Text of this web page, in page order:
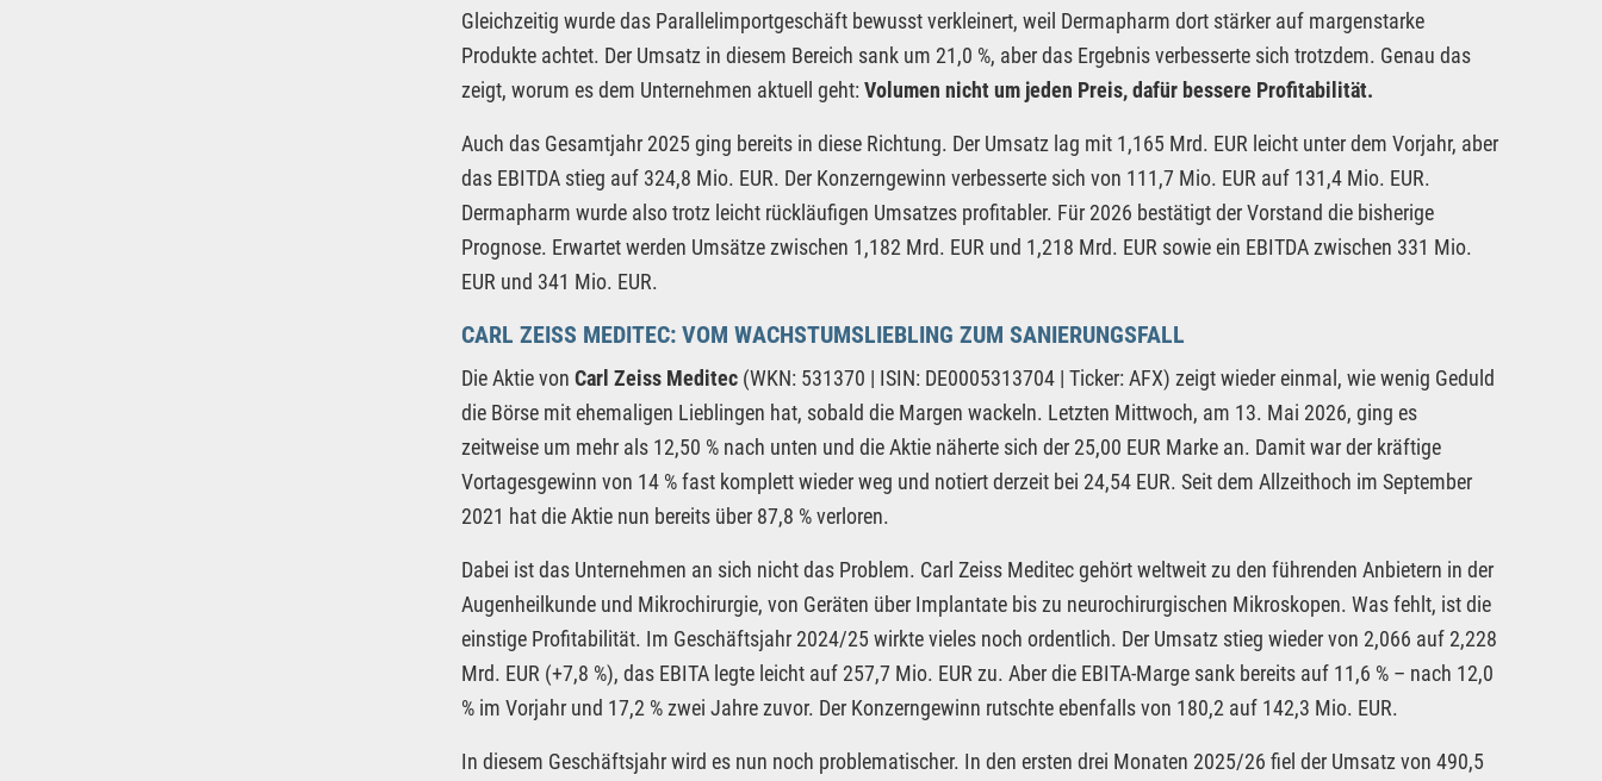
Gleichzeitig wurde das Parallelimportgeschäft bewusst verkleinert, weil Dermapharm dort stärker auf margenstarke
Produkte achtet. Der Umsatz in diesem Bereich sank um 21,0 %, aber das Ergebnis verbesserte sich trotzdem. Genau das
zeigt, worum es dem Unternehmen aktuell geht: Volumen nicht um jeden Preis, dafür bessere Profitabilität.
Auch das Gesamtjahr 2025 ging bereits in diese Richtung. Der Umsatz lag mit 1,165 Mrd. EUR leicht unter dem Vorjahr, aber
das EBITDA stieg auf 324,8 Mio. EUR. Der Konzerngewinn verbesserte sich von 111,7 Mio. EUR auf 131,4 Mio. EUR.
Dermapharm wurde also trotz leicht rückläufigen Umsatzes profitabler. Für 2026 bestätigt der Vorstand die bisherige
Prognose. Erwartet werden Umsätze zwischen 1,182 Mrd. EUR und 1,218 Mrd. EUR sowie ein EBITDA zwischen 331 Mio.
EUR und 341 Mio. EUR.
CARL ZEISS MEDITEC: VOM WACHSTUMSLIEBLING ZUM SANIERUNGSFALL
Die Aktie von Carl Zeiss Meditec (WKN: 531370 | ISIN: DE0005313704 | Ticker: AFX) zeigt wieder einmal, wie wenig Geduld
die Börse mit ehemaligen Lieblingen hat, sobald die Margen wackeln. Letzten Mittwoch, am 13. Mai 2026, ging es
zeitweise um mehr als 12,50 % nach unten und die Aktie näherte sich der 25,00 EUR Marke an. Damit war der kräftige
Vortagesgewinn von 14 % fast komplett wieder weg und notiert derzeit bei 24,54 EUR. Seit dem Allzeithoch im September
2021 hat die Aktie nun bereits über 87,8 % verloren.
Dabei ist das Unternehmen an sich nicht das Problem. Carl Zeiss Meditec gehört weltweit zu den führenden Anbietern in der
Augenheilkunde und Mikrochirurgie, von Geräten über Implantate bis zu neurochirurgischen Mikroskopen. Was fehlt, ist die
einstige Profitabilität. Im Geschäftsjahr 2024/25 wirkte vieles noch ordentlich. Der Umsatz stieg wieder von 2,066 auf 2,228
Mrd. EUR (+7,8 %), das EBITA legte leicht auf 257,7 Mio. EUR zu. Aber die EBITA-Marge sank bereits auf 11,6 % – nach 12,0
% im Vorjahr und 17,2 % zwei Jahre zuvor. Der Konzerngewinn rutschte ebenfalls von 180,2 auf 142,3 Mio. EUR.
In diesem Geschäftsjahr wird es nun noch problematischer. In den ersten drei Monaten 2025/26 fiel der Umsatz von 490,5